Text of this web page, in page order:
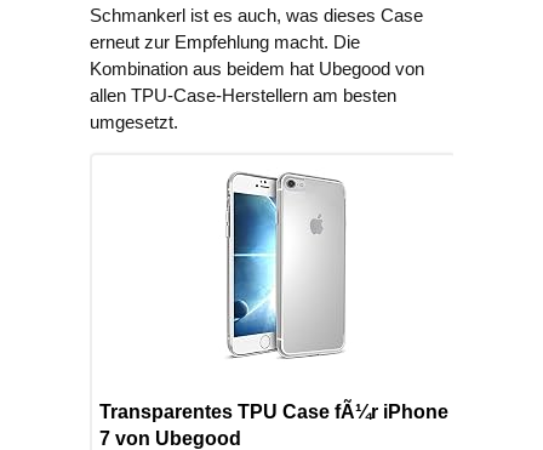
Schmankerl ist es auch, was dieses Case
erneut zur Empfehlung macht. Die
Kombination aus beidem hat Ubegood von
allen TPU-Case-Herstellern am besten
umgesetzt.
Transparentes TPU Case fÃ¼r iPhone
7 von Ubegood